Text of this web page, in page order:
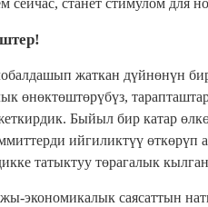
жаткан дүйнөнүн
өнөктөштөрүбүз,
Быйыл бир катар
ийгиликтүү
татыктуу төрагалык
экономикалык саясаттын